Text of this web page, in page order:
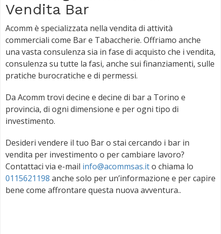
Vendita Bar
Acomm è specializzata nella vendita di attività
commerciali come Bar e Tabaccherie. Offriamo anche
una vasta consulenza sia in fase di acquisto che i vendita,
consulenza su tutte la fasi, anche sui finanziamenti, sulle
pratiche burocratiche e di permessi.
Da Acomm trovi decine e decine di bar a Torino e
provincia, di ogni dimensione e per ogni tipo di
investimento.
Desideri vendere il tuo Bar o stai cercando i bar in
vendita per investimento o per cambiare lavoro?
Contattaci via e-mail info@acommsas.ito chiama lo
0115621198 anche solo per un’informazione e per capire
bene come affrontare questa nuova avventura..